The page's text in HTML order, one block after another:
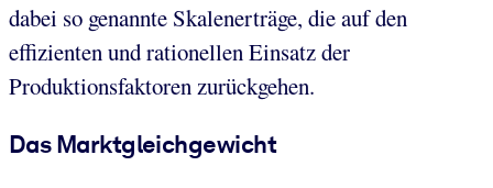
dabei so genannte Skalenerträge, die auf den
effizienten und rationellen Einsatz der
Produktionsfaktoren zurückgehen.
Das Marktgleichgewicht